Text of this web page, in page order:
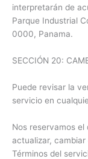
interpretarán de
Parque Industrial
0000, Panama.
SECCIÓN 20:
Puede revisar la
servicio en
Nos reservamos
actualizar,
Términos del